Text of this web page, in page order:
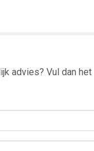
advies? Vul dan het